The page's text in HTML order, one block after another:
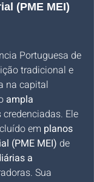
(PME MEI)
Portuguesa de
tradicional e
na capital
ampla
credenciadas. Ele
em planos
(PME MEI) de
a
Sua